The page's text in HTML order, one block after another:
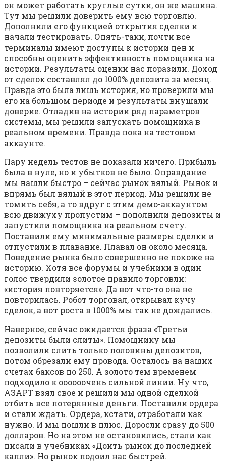
он может работать круглые сутки, он же машина.
Тут мы решили доверить ему всю торговлю.
Дополнили его функцией открытия сделки и
начали тестировать. Опять-таки, почти все
терминалы имеют доступы к истории цен и
способны оценить эффективность помощника на
истории. Результаты оценки нас поразили. Доход
от сделок составлял до 1000% депозита за месяц.
Правда это была лишь история, но проверили мы
его на большом периоде и результаты внушали
доверие. Отладив на истории ряд параметров
системы, мы решили запускать помощника в
реальном времени. Правда пока на тестовом
аккаунте.
Пару недель тестов не показали ничего. Прибыль
была в нуле, но и убытков не было. Оправдание
мы нашли быстро – сейчас рынок вялый. Рынок и
впрямь был вялый в этот период. Мы решили не
томить себя, а то вдруг с этим демо-аккаунтом
всю движуху пропустим – пополнили депозиты и
запустили помощника на реальном счету.
Поставили ему минимальные размеры сделки и
отпустили в плавание. Плавал он около месяца.
Поведение рынка было совершенно не похоже на
историю. Хотя все форумы и учебники в один
голос твердили золотое правило торговли:
«история повторяется». Да вот что-то она не
повторилась. Робот торговал, открывал кучу
сделок, а вот роста в 1000% мы так не дождались.
Наверное, сейчас ожидается фраза «Третьи
депозиты были слиты». Помощнику мы
позволили слить только половины депозитов,
потом обрезали ему провода. Осталось на наших
счетах баксов по 250. А золото тем временем
подходило к оооооочень сильной линии. Ну что,
АЗАРТ взял свое и решили мы одной сделкой
отбить все потерянные деньги. Поставили ордера
и стали ждать. Ордера, кстати, отработали как
нужно. И мы пошли в плюс. Доросли сразу до 500
долларов. Но на этом не остановились, стали как
писали в учебниках «Доить рынок до последней
капли». Но рынок подоил нас быстрей.